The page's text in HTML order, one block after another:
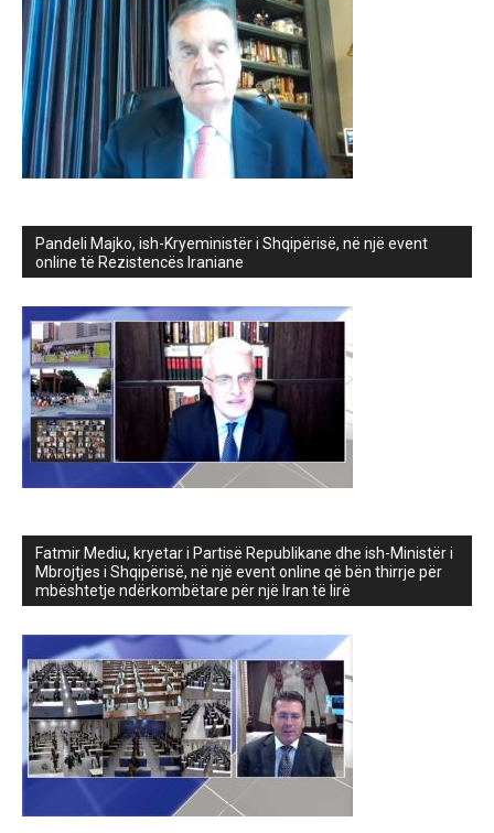
Pandeli Majko, ish-Kryeministër i Shqipërisë, në një event
online të Rezistencës Iraniane
Fatmir Mediu, kryetar i Partisë Republikane dhe ish-Ministër i
Mbrojtjes i Shqipërisë, në një event online që bën thirrje për
mbështetje ndërkombëtare për një Iran të lirë